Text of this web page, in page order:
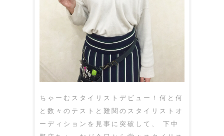
ちゃーむスタイリストデビュー！何と何
と数々のテストと難関のスタイリストオ
ーディションを見事に突破して、 下中